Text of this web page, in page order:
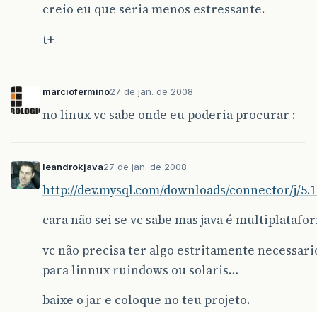
creio eu que seria menos estressante.
t+
marciofermino27 de jan. de 2008
no linux vc sabe onde eu poderia procurar :
leandrokjava27 de jan. de 2008
http://dev.mysql.com/downloads/connector/j/
cara não sei se vc sabe mas java é
vc não precisa ter algo estritamente
para linnux ruindows ou solaris…
baixe o jar e coloque no teu projeto.